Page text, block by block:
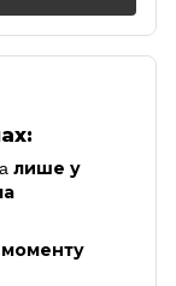
лише у
моменту